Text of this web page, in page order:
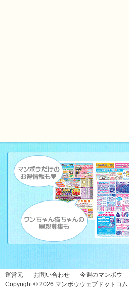
運営元 お問い合わせ 今週のマンボウ
Copyright © 2026 マンボウウェブドットコム